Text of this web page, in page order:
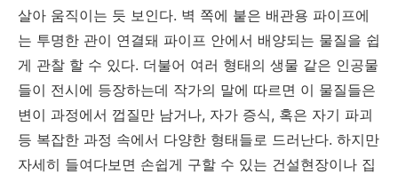
살아 움직이는 듯 보인다. 벽 쪽에 붙은 배관용 파이프에
는 투명한 관이 연결돼 파이프 안에서 배양되는 물질을 쉽
게 관찰 할 수 있다. 더불어 여러 형태의 생물 같은 인공물
들이 전시에 등장하는데 작가의 말에 따르면 이 물질들은
변이 과정에서 껍질만 남거나, 자가 증식, 혹은 자기 파괴
등 복잡한 과정 속에서 다양한 형태들로 드러난다. 하지만
자세히 들여다보면 손쉽게 구할 수 있는 건설현장이나 집